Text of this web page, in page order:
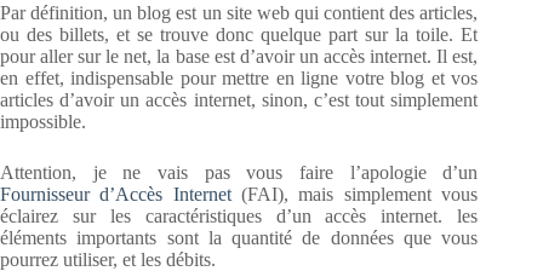
Par définition, un blog est un site web qui contient des articles,
ou des billets, et se trouve donc quelque part sur la toile. Et
pour aller sur le net, la base est d’avoir un accès internet. Il est,
en effet, indispensable pour mettre en ligne votre blog et vos
articles d’avoir un accès internet, sinon, c’est tout simplement
impossible.
Attention, je ne vais pas vous faire l’apologie d’un
Fournisseur d’Accès Internet(FAI), mais simplement vous
éclairez sur les caractéristiques d’un accès internet. les
éléments importants sont la quantité de données que vous
pourrez utiliser, et les débits.